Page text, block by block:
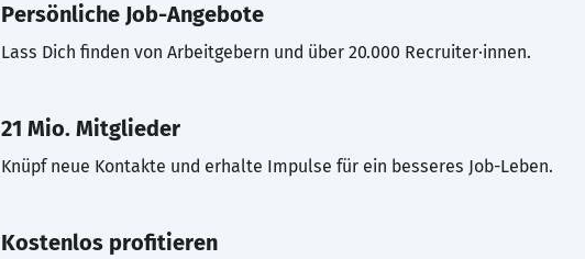
Persönliche Job-Angebote
Lass Dich finden von Arbeitgebern und über 20.000 Recruiter·innen.
21 Mio. Mitglieder
Knüpf neue Kontakte und erhalte Impulse für ein besseres Job-Leben.
Kostenlos profitieren